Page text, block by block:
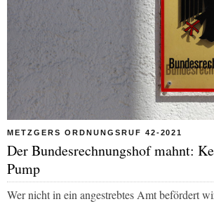
METZGERS ORDNUNGSRUF 42-2021
Der Bundesrechnungshof mahnt:
Pump
Wer nicht in ein angestrebtes Amt befördert